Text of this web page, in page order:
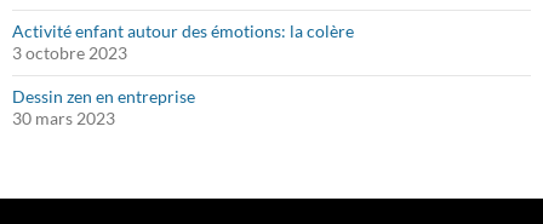
Activité enfant autour des émotions: la colère
3 octobre 2023
Dessin zen en entreprise
30 mars 2023